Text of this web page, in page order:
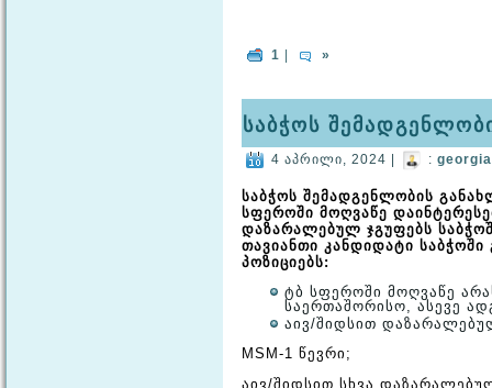
1 »
საბჭოს
4 აპრილი, 2024 | :
საბჭოს შემადგენლობის
სფეროში მოღვაწე
დაზარალებულ ჯგუფებს
თავიანთი კანდიდატი საბჭოში
პოზიციებს:
ტბ სფეროში მოღვაწე
საერთაშორისო, ასევე
აივ/შიდსით
MSM-1 წევრი;
აივ/შიდსით სხვა